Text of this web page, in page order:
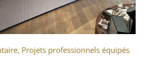
, Projets professionnels équipés